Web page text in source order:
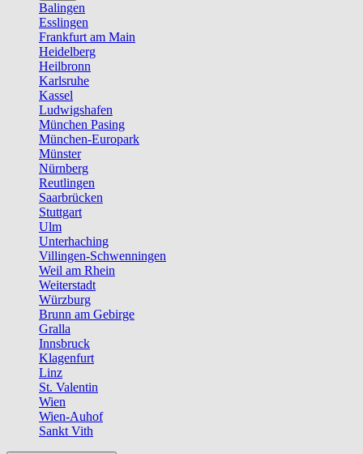
Balingen
Esslingen
Frankfurt am Main
Heidelberg
Heilbronn
Karlsruhe
Kassel
Ludwigshafen
München Pasing
München-Europark
Münster
Nürnberg
Reutlingen
Saarbrücken
Stuttgart
Ulm
Unterhaching
Villingen-Schwenningen
Weil am Rhein
Weiterstadt
Würzburg
Brunn am Gebirge
Gralla
Innsbruck
Klagenfurt
Linz
St. Valentin
Wien
Wien-Auhof
Sankt Vith